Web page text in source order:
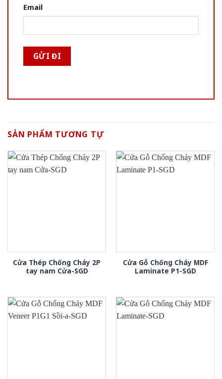
Email
SẢN PHẨM TƯƠNG TỰ
Cửa Thép Chống Cháy 2P
tay nam Cửa-SGD
Cửa Gỗ Chống Cháy MDF
Laminate P1-SGD